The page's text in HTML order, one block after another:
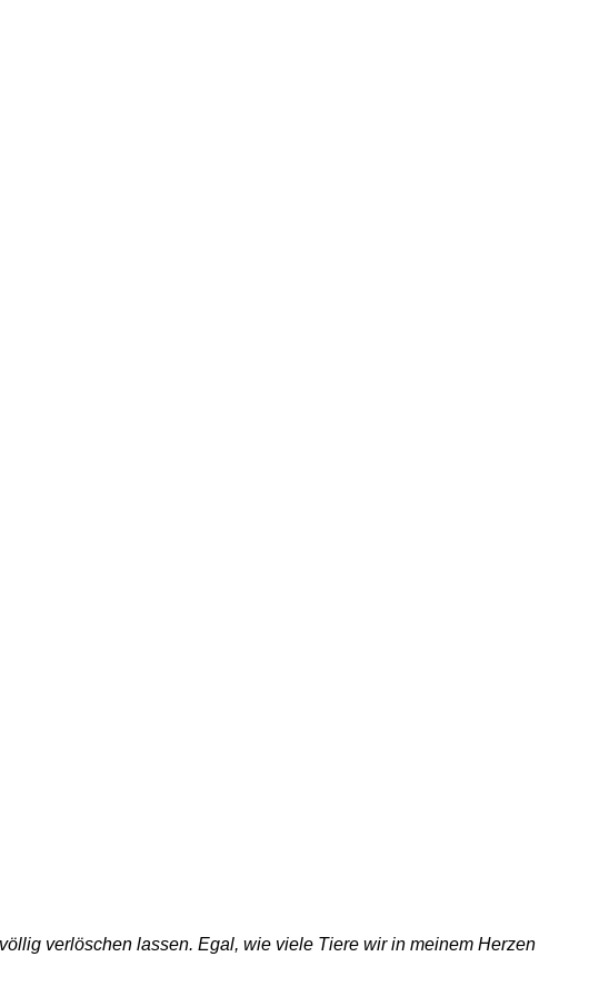
verlöschen lassen. Egal, wie viele Tiere wir in meinem Herzen